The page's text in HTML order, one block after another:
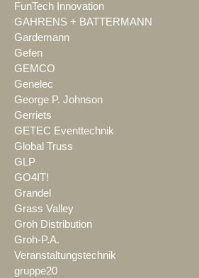
FunTech Innovation
GAHRENS + BATTERMANN
Gardemann
Gefen
GEMCO
Genelec
George P. Johnson
Gerriets
GETEC Eventtechnik
Global Truss
GLP
GO4IT!
Grandel
Grass Valley
Groh Distribution
Groh-P.A.
Veranstaltungstechnik
gruppe20